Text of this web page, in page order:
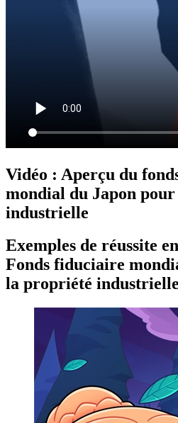
Vidéo : Aperçu du
mondial du Japon
industrielle
Exemples de réussite
Fonds fiduciaire
la propriété industrielle